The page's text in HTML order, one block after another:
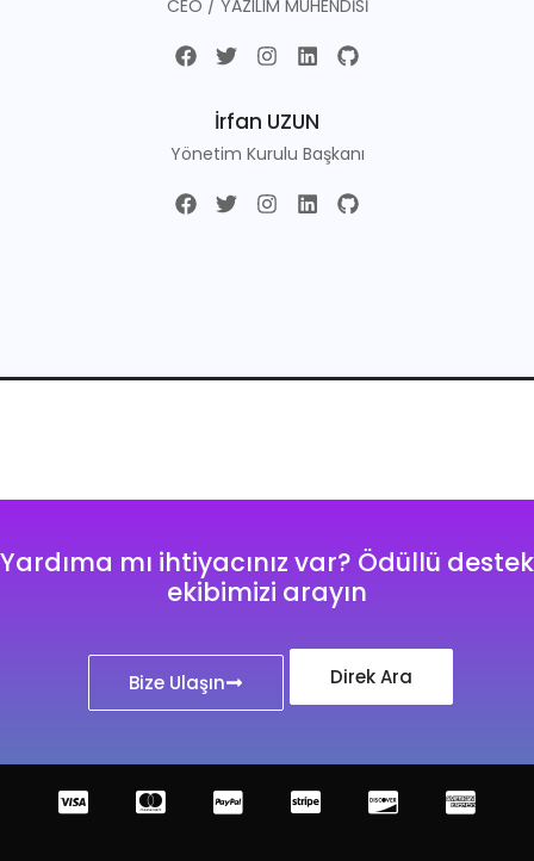
CEO / YAZILIM MÜHENDİSİ
İrfan UZUN
Yönetim Kurulu Başkanı
Yardıma mı ihtiyacınız var? Ödüllü destek
ekibimizi arayın
Bize Ulaşın Direk Ara